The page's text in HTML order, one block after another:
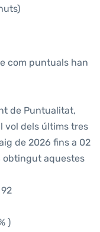
com puntuals han
de Puntualitat,
vol dels últims tres
de 2026 fins a 02
obtingut aquestes
92
)